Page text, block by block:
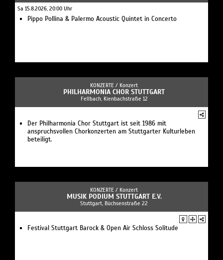
Sa 15.8.2026, 20:00 Uhr
Pippo Pollina & Palermo Acoustic Quintet in Concerto
KONZERTE / Konzert
PHILHARMONIA CHOR STUTTGART
Fellbach, Kienbachstraße 12
Der Philharmonia Chor Stuttgart ist seit 1986 mit
anspruchsvollen Chorkonzerten am Stuttgarter Kulturleben
beteiligt.
KONZERTE / Konzert
MUSIK PODIUM STUTTGART E.V.
Stuttgart, Büchsenstraße 22
Festival Stuttgart Barock & Open Air Schloss Solitude